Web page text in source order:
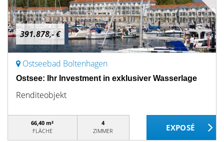
391.878,- €
Ostseebad Boltenhagen
Ostsee: Ihr Investment in exklusiver Wasserlage
Renditeobjekt
66,40 m²
FLÄCHE
4
ZIMMER